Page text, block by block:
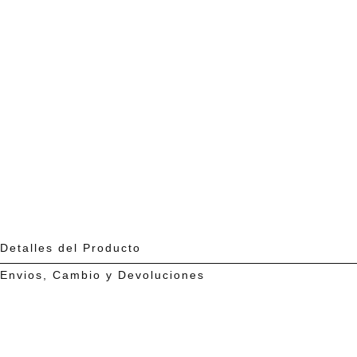
Detalles del Producto
Envios, Cambio y Devoluciones